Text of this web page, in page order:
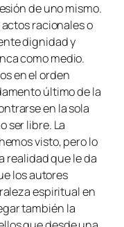
de uno mismo.
racionales o
dignidad y
como medio.
en el orden
último de la
en la sola
ser libre. La
visto, pero lo
realidad que le da
los autores
espiritual en
también la